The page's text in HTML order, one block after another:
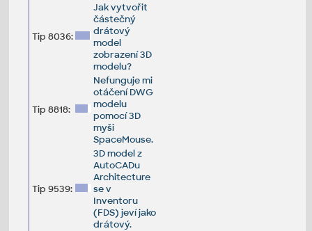
Tip 8036:
Jak vytvořit
částečný
drátový
model
zobrazení 3D
modelu?
Tip 8818:
Nefunguje mi
otáčení DWG
modelu
pomocí 3D
myši
SpaceMouse.
Tip 9539:
3D model z
AutoCADu
Architecture
se v
Inventoru
(FDS) jeví jako
drátový.